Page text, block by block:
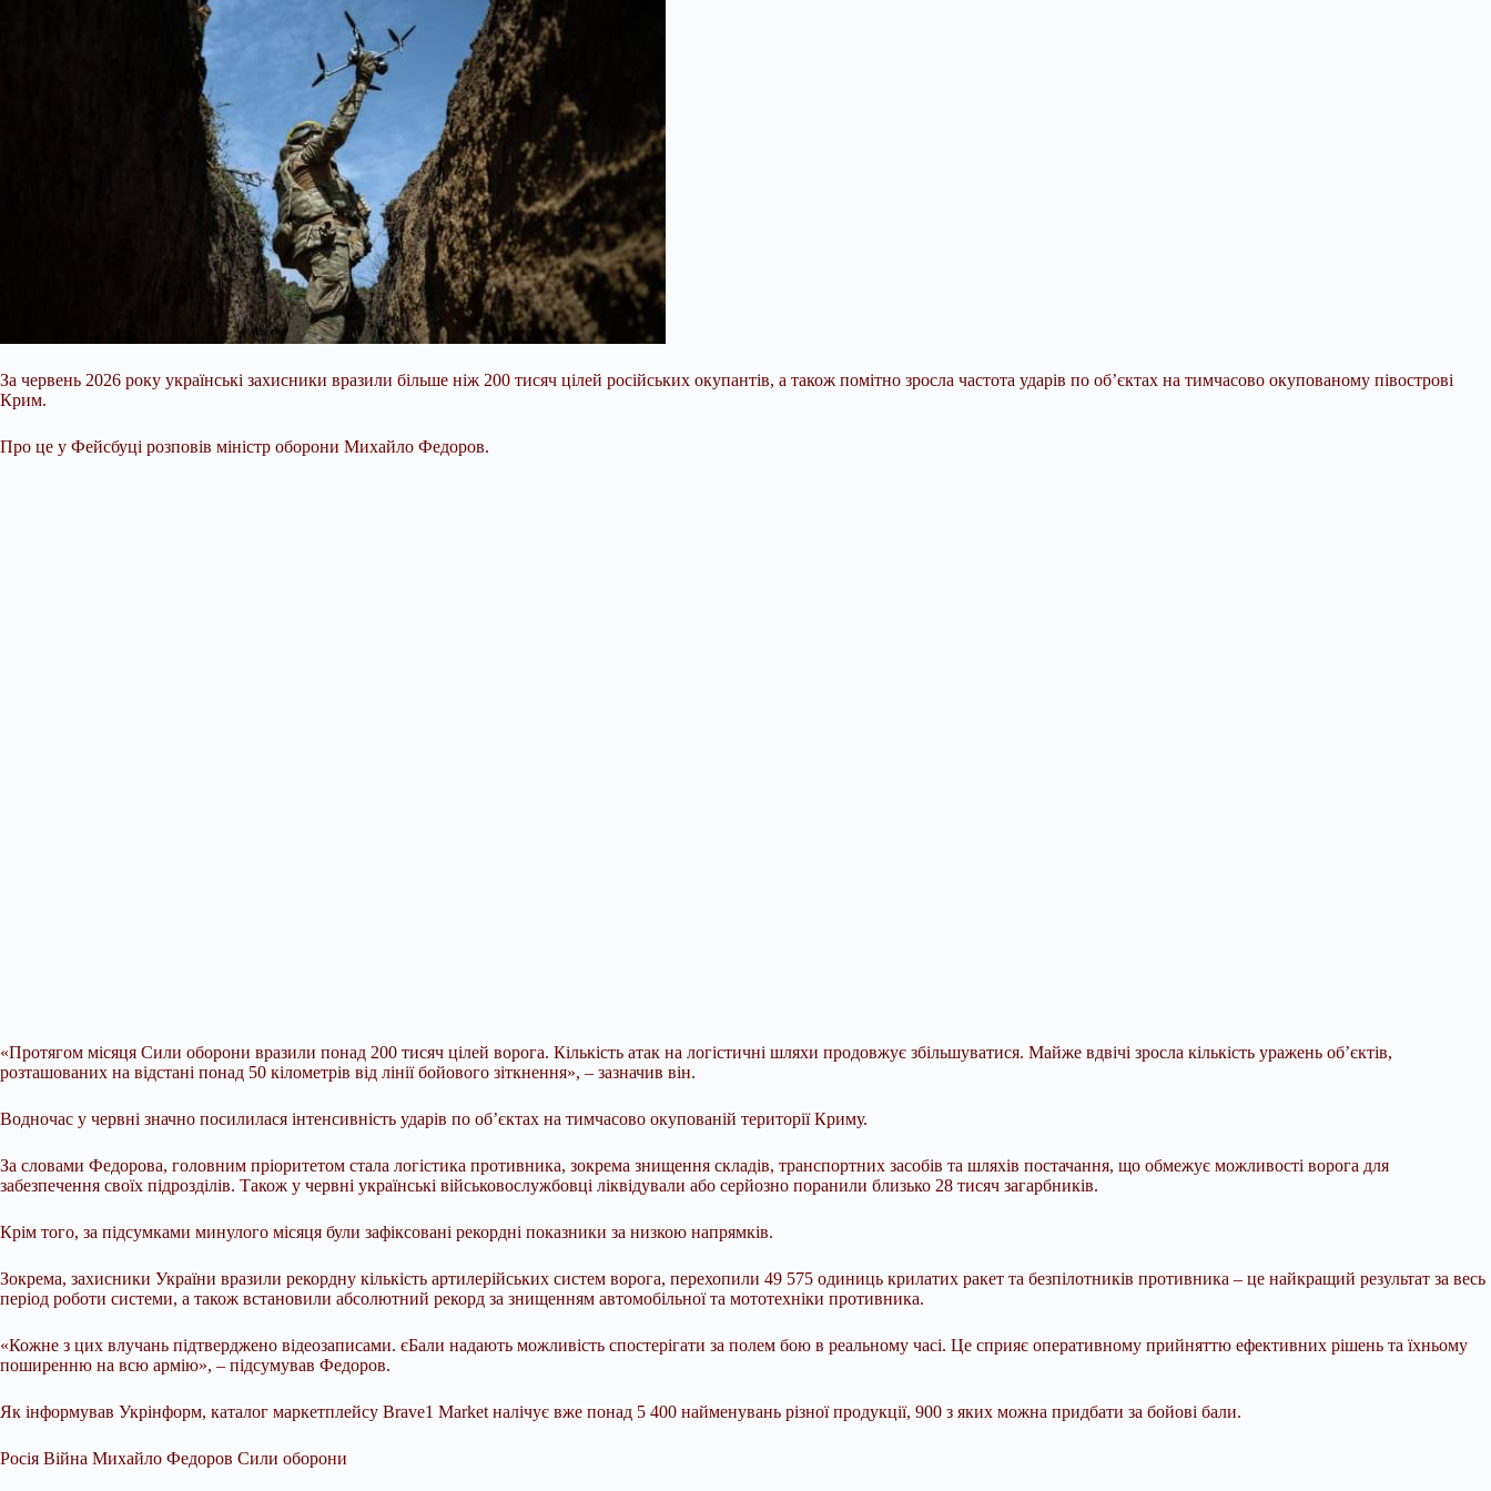
За червень 2026 року українські захисники вразили більше ніж 200 тисяч цілей російських окупантів, а також помітно зросла частота ударів по об’єктах на тимчасово окупованому півострові
Крим.
Про це у Фейсбуці розповів міністр оборони Михайло Федоров.
«Протягом місяця Сили оборони вразили понад 200 тисяч цілей ворога. Кількість атак на логістичні шляхи продовжує збільшуватися. Майже вдвічі зросла кількість уражень об’єктів,
розташованих на відстані понад 50 кілометрів від лінії бойового зіткнення», – зазначив він.
Водночас у червні значно посилилася інтенсивність ударів по об’єктах на тимчасово окупованій території Криму.
За словами Федорова, головним пріоритетом стала логістика противника, зокрема знищення складів, транспортних засобів та шляхів постачання, що обмежує можливості ворога для
забезпечення своїх підрозділів. Також у червні українські військовослужбовці ліквідували або серйозно поранили близько 28 тисяч загарбників.
Крім того, за підсумками минулого місяця були зафіксовані рекордні показники за низкою напрямків.
Зокрема, захисники України вразили рекордну кількість артилерійських систем ворога, перехопили 49 575 одиниць крилатих ракет та безпілотників противника – це найкращий результат за весь
період роботи системи, а також встановили абсолютний рекорд за знищенням автомобільної та мототехніки противника.
«Кожне з цих влучань підтверджено відеозаписами. єБали надають можливість спостерігати за полем бою в реальному часі. Це сприяє оперативному прийняттю ефективних рішень та їхньому
поширенню на всю армію», – підсумував Федоров.
Як інформував Укрінформ, каталог маркетплейсу Brave1 Market налічує вже понад 5 400 найменувань різної продукції, 900 з яких можна придбати за бойові бали.
Росія Війна Михайло Федоров Сили оборони